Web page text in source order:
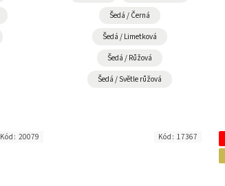
Šedá / Černá
Šedá / Limetková
Šedá / Růžová
Šedá / Světle růžová
Kód: 20079 Kód: 17367